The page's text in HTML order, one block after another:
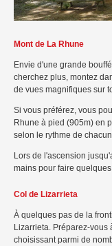
Mont de La Rhune
Envie d'une grande
cherchez plus, montez
de vues magnifiques sur
Si vous préférez, vous
Rhune à pied (905m) en
selon le rythme de
Lors de l'ascension
mains pour faire
Col de Lizarrieta
À quelques pas de la
Lizarrieta. Préparez-
choisissant parmi de